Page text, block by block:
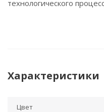
технологического
Характеристики
Цвет